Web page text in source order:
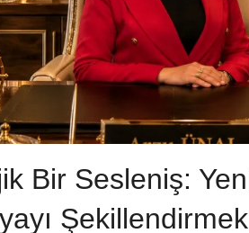
Bir Sesleniş: